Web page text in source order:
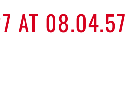
AT 08.04.57